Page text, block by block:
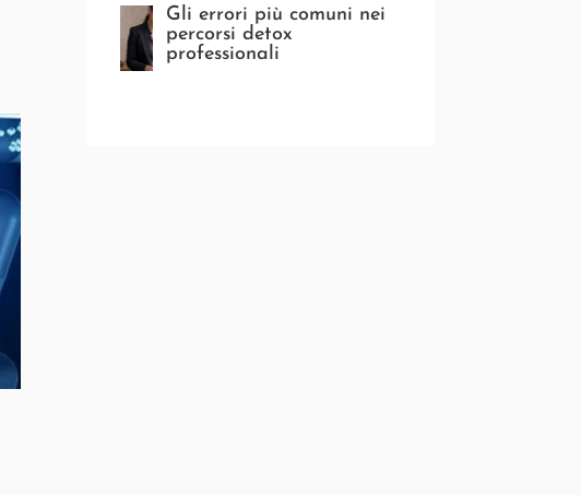
Gli errori più comuni nei
percorsi detox
professionali